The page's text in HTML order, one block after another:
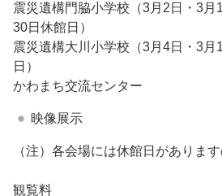
震災遺構門脇小学校（3月2日・3月
30日休館日）
震災遺構大川小学校（3月4日・3月
日）
かわまち交流センター
映像展示
（注）各会場には休館日がありま
観覧料